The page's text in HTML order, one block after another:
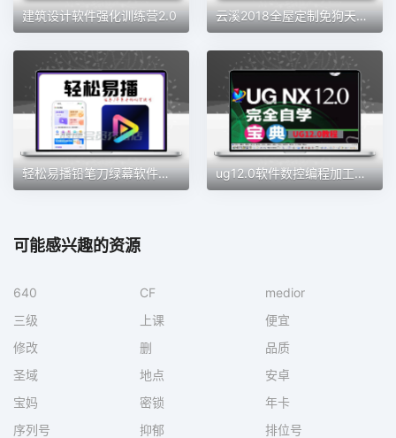
建筑设计软件强化训练营2.0 云溪2018全屋定制免狗天工生产免锁云熙拆单软件柜体橱柜排版2021
轻松易播铅笔刀绿幕软件直播加加魔盒同款绿幕直播间会员权益 ug12.0软件数控编程加工中心数控自学建模全套教程从入门到精通
可能感兴趣的资源
640 CF
medior
三级
上课
便宜
修改
删
品质
圣域
地点
安卓
宝妈
密锁
年卡
序列号
抑郁
排位号